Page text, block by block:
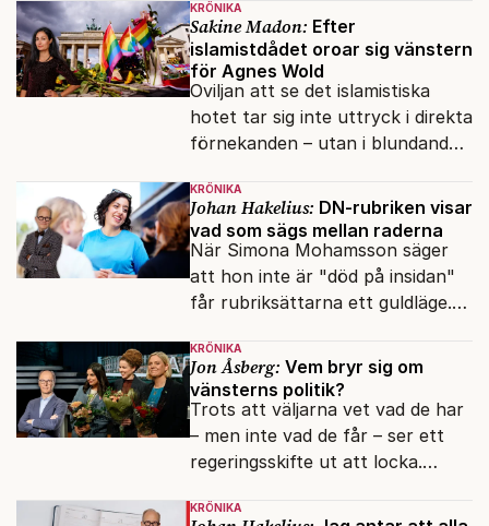
vänner.
KRÖNIKA
Sakine Madon: Efter
islamistdådet oroar sig vänstern
för Agnes Wold
Oviljan att se det islamistiska
hotet tar sig inte uttryck i direkta
förnekanden – utan i blundandet
fokusförflyttningen.
KRÖNIKA
Johan Hakelius: DN-rubriken visar
vad som sägs mellan raderna
När Simona Mohamsson säger
att hon inte är "död på insidan"
får rubriksättarna ett guldläge.
moraliskt samförstånd till
läsarna.
KRÖNIKA
Jon Åsberg: Vem bryr sig om
vänsterns politik?
Trots att väljarna vet vad de har
– men inte vad de får – ser ett
regeringsskifte ut att locka.
KRÖNIKA